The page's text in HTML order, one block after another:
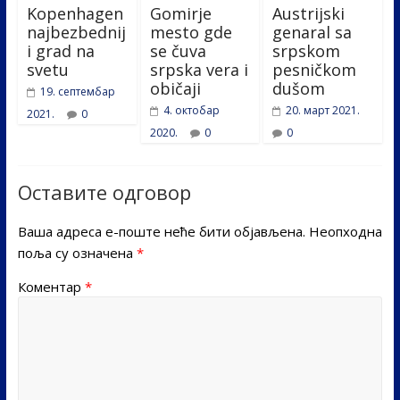
Kopenhagen
najbezbednij
i grad na
svetu
19. септембар
2021.
0
Gomirje
mesto gde
se čuva
srpska vera i
običaji
4. октобар
2020.
0
Austrijski
genaral sa
srpskom
pesničkom
dušom
20. март 2021.
0
Оставите одговор
Ваша адреса е-поште неће бити објављена. Неопходна
поља су означена *
Коментар *